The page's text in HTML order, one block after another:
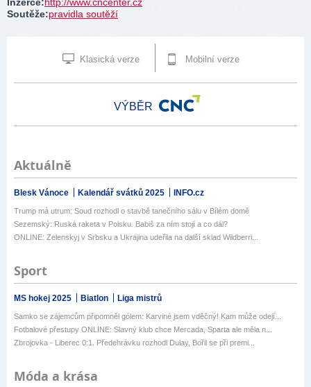
Soutěže:pravidla soutěží
Klasická verze Mobilní verze
VÝBĚR
Aktuálně
Blesk Vánoce Kalendář svátků 2025 INFO.cz
Trump má utrum: Soud rozhodl o stavbě tanečního sálu v Bílém domě
Sezemský: Ruská raketa v Polsku. Babiš za ním stojí a co dál?
ONLINE: Zelenskyj v Srbsku a Ukrajina udeřila na další sklad Wildberri...
Sport
MS hokej 2025 Biatlon Liga mistrů
Samko se zájemcům připomněl gólem: Karviné jsem vděčný! Kam může odejí...
Fotbalové přestupy ONLINE: Slavný klub chce Mercada, Sparta ale měla n...
Zbrojovka - Liberec 0:1. Předehrávku rozhodl Dulay, Bořil se při premi...
Móda a krása